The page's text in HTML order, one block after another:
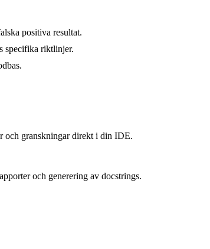
positiva resultat.
specifika riktlinjer.
och granskningar direkt i din IDE.
och generering av docstrings.